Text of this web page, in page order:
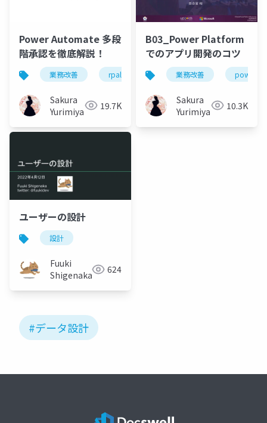
Power Automate 多段
階承認を徹底解説！
業務改善 rpalt データ設計 承認
Sakura
Yurimiya
19.7K
B03_Power Platform
でのアプリ開発のコツ
業務改善
Sakura
Yurimiya
10.3K
ユーザーの設計
設計
Fuuki
Shigenaka
624
#データ設計